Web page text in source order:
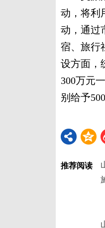
动，将利
动，通过
宿、旅行
设方面，
300万元
别给予
推荐阅读